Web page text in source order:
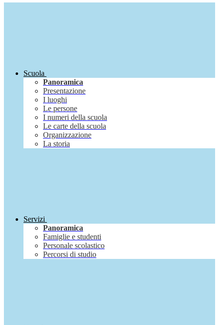
Scuola
Panoramica
Presentazione
I luoghi
Le persone
I numeri della scuola
Le carte della scuola
Organizzazione
La storia
Servizi
Panoramica
Famiglie e studenti
Personale scolastico
Percorsi di studio